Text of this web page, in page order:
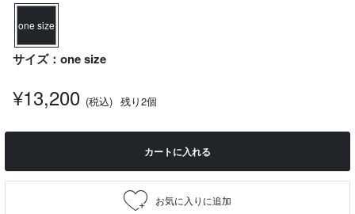
one size
サイズ：one size
¥13,200 (税込) 残り2個
カートに入れる